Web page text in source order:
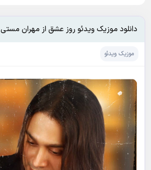
دانلود موزیک ویدئو روز عشق از مهران مستی
موزیک ویدئو